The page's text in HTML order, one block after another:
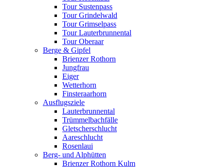
Tour Sustenpass
Tour Grindelwald
Tour Grimselpass
Tour Lauterbrunnental
Tour Oberaar
Berge & Gipfel
Brienzer Rothorn
Jungfrau
Eiger
Wetterhorn
Finsteraarhorn
Ausflugsziele
Lauterbrunnental
Trümmelbachfälle
Gletscherschlucht
Aareschlucht
Rosenlaui
Berg- und Alphütten
Brienzer Rothorn Kulm